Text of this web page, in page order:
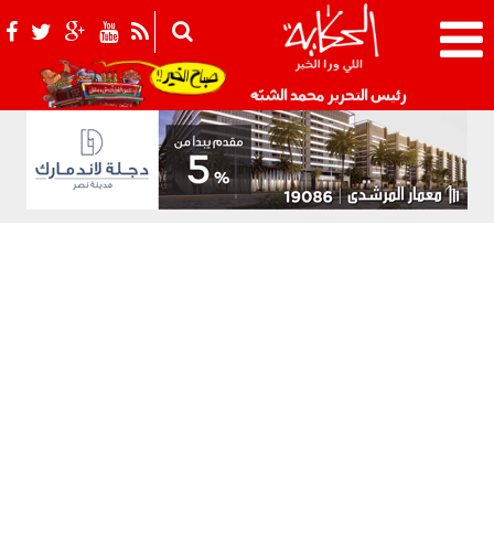
رئيس التحرير محمد الشبّه 021_2.png